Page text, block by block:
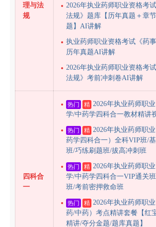
理与法
规
2026年执业药师职业资格考
法规》题库【历年真题＋章
题】AI讲解
执业药师职业资格考试《药事
历年真题AI讲解
2026年执业药师职业资格考
法规》考前冲刺卷AI讲解
四科合
一
热门 精 2026年执业药师职
学/中药学四科合一教材精讲
热门 精 2026年执业药师职
药学四科合一）全科VIP班/
班/巧练刷题班/拔高冲刺班
热门 精 2026年执业药师职
学/中药学四科合一VIP通关
班/考前密押救命班
热门 精 2026年执业药师职
药/中药）考点精讲套餐【红
精讲/夺分金题/题库真题】